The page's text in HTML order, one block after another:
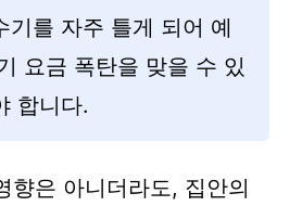
기를 자주 틀게 되어 예
요금 폭탄을 맞을 수 있
합니다.
향은 아니더라도, 집안의